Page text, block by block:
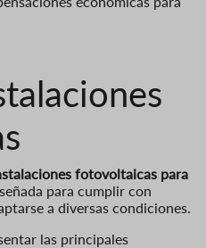
fotovoltaicas para
para cumplir con
a diversas condiciones.
las principales